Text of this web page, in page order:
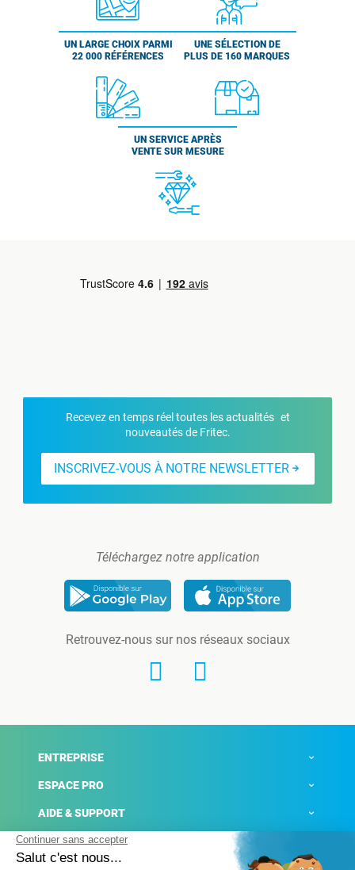
UN LARGE CHOIX PARMI
22 000 RÉFÉRENCES
UNE SÉLECTION DE
PLUS DE 160 MARQUES
UN SERVICE APRÈS
VENTE SUR MESURE
Recevez en temps réel toutes les actualités et
nouveautés de Fritec.
INSCRIVEZ-VOUS À NOTRE NEWSLETTER
Téléchargez notre application
Retrouvez-nous sur nos réseaux sociaux
ENTREPRISE
ESPACE PRO
AIDE & SUPPORT
ACTUALITÉS